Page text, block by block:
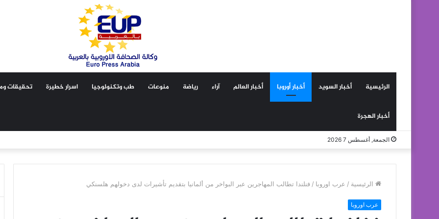
الرئيسية أخبار السويد أخبار أوروبا أخبار العالم آراء رياضة منوعات طب وتكنولوجيا اسرار خطيرة تحقيقات
أخبار الهجرة
الجمعة, أغسطس 7 2026
الرئيسية / عرب اوروبا / فنلندا تطالب المهاجرين عبر البواخر من ألمانيا بتقديم تأشيرات لدى دخولهم هلسنكي
عرب اوروبا